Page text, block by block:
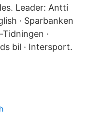
Leader: Antti
· Sparbanken
·
bil · Intersport.